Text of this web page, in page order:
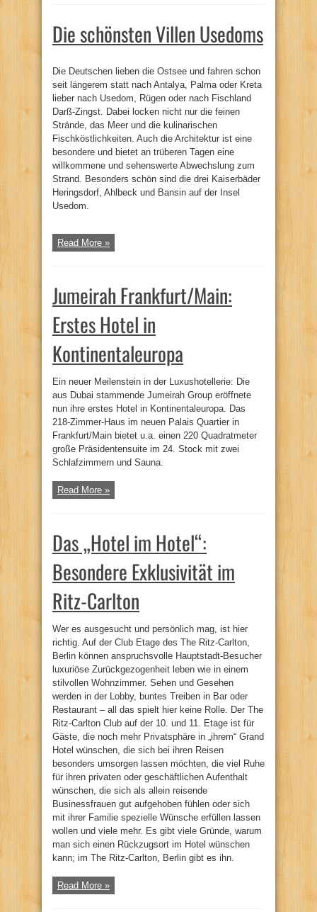
Die schönsten Villen Usedoms
Die Deutschen lieben die Ostsee und fahren schon
seit längerem statt nach Antalya, Palma oder Kreta
lieber nach Usedom, Rügen oder nach Fischland
Darß-Zingst. Dabei locken nicht nur die feinen
Strände, das Meer und die kulinarischen
Fischköstlichkeiten. Auch die Architektur ist eine
besondere und bietet an trüberen Tagen eine
willkommene und sehenswerte Abwechslung zum
Strand. Besonders schön sind die drei Kaiserbäder
Heringsdorf, Ahlbeck und Bansin auf der Insel
Usedom.
Read More »
Jumeirah Frankfurt/Main:
Erstes Hotel in
Kontinentaleuropa
Ein neuer Meilenstein in der Luxushotellerie: Die
aus Dubai stammende Jumeirah Group eröffnete
nun ihre erstes Hotel in Kontinentaleuropa. Das
218-Zimmer-Haus im neuen Palais Quartier in
Frankfurt/Main bietet u.a. einen 220 Quadratmeter
große Präsidentensuite im 24. Stock mit zwei
Schlafzimmern und Sauna.
Read More »
Das „Hotel im Hotel“:
Besondere Exklusivität im
Ritz-Carlton
Wer es ausgesucht und persönlich mag, ist hier
richtig. Auf der Club Etage des The Ritz-Carlton,
Berlin können anspruchsvolle Hauptstadt-Besucher
luxuriöse Zurückgezogenheit leben wie in einem
stilvollen Wohnzimmer. Sehen und Gesehen
werden in der Lobby, buntes Treiben in Bar oder
Restaurant – all das spielt hier keine Rolle. Der The
Ritz-Carlton Club auf der 10. und 11. Etage ist für
Gäste, die noch mehr Privatsphäre in „ihrem“ Grand
Hotel wünschen, die sich bei ihren Reisen
besonders umsorgen lassen möchten, die viel Ruhe
für ihren privaten oder geschäftlichen Aufenthalt
wünschen, die sich als allein reisende
Businessfrauen gut aufgehoben fühlen oder sich
mit ihrer Familie spezielle Wünsche erfüllen lassen
wollen und viele mehr. Es gibt viele Gründe, warum
man sich einen Rückzugsort im Hotel wünschen
kann; im The Ritz-Carlton, Berlin gibt es ihn.
Read More »